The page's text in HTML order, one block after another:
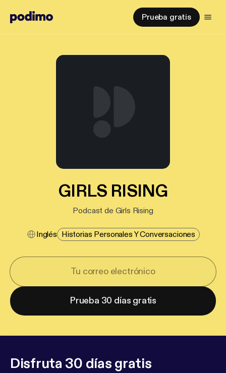
Prueba gratis
GIRLS RISING
Podcast de Girls Rising
Inglés Historias Personales Y Conversaciones
Prueba 30 días gratis
Disfruta 30 días gratis